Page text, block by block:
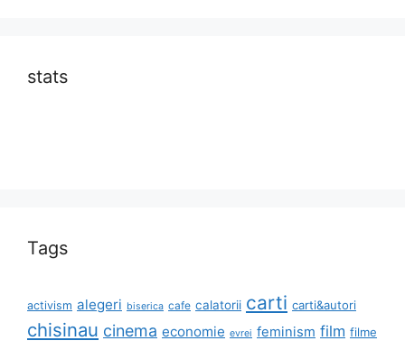
stats
Tags
activism alegeri biserica cafe calatorii carti carti&autori
chisinau cinema economie evrei feminism film filme